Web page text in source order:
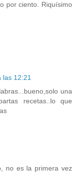
por ciento. Riquísimo
las 12:21
una
recetas..lo que
no es la primera vez